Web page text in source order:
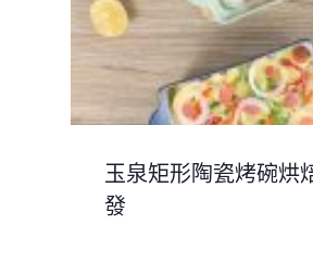
玉泉矩形陶瓷烤碗烘
發